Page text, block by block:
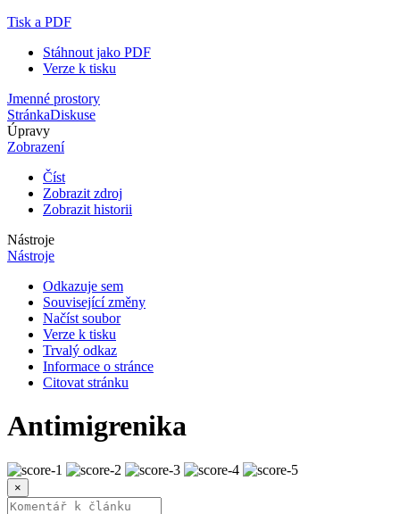
Tisk a PDF
Stáhnout jako PDF
Verze k tisku
Jmenné prostory
StránkaDiskuse
Úpravy
Zobrazení
Číst
Zobrazit zdroj
Zobrazit historii
Nástroje
Nástroje
Odkazuje sem
Související změny
Načíst soubor
Verze k tisku
Trvalý odkaz
Informace o stránce
Citovat stránku
Antimigrenika
×